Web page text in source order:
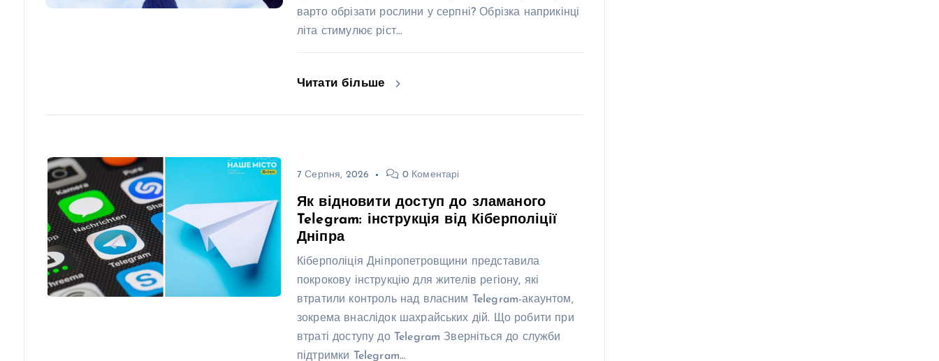
варто обрізати рослини у серпні? Обрізка наприкінці
літа стимулює ріст…
Читати більше
7 Серпня, 2026 0 Коментарі
Як відновити доступ до зламаного
Telegram: інструкція від Кіберполіції
Дніпра
Кіберполіція Дніпропетровщини представила
покрокову інструкцію для жителів регіону, які
втратили контроль над власним Telegram-акаунтом,
зокрема внаслідок шахрайських дій. Що робити при
втраті доступу до Telegram Зверніться до служби
підтримки Telegram…